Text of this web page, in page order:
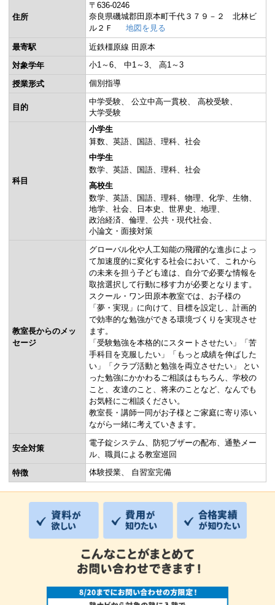
住所
〒636-0246
奈良県磯城郡田原本町千代３７９－２ 北林ビ
ル２Ｆ
地図を見る
最寄駅
近鉄橿原線 田原本
対象学年
小1～6 中1～3 高1～3
授業形式 個別指導
目的
中学受験 公立中高一貫校
高校受験
大学受験
科目
小学生
算数
英語 国語 理科
社会
中学生
数学
英語 国語 理科
社会
高校生
数学
英語 国語 理科 物理 化学
生物
地学
社会 日本史 世界史
地理
政治経済
倫理
公共・現代社会
小論文・面接対策
教室長からのメッ
セージ
グローバル化や人工知能の飛躍的な進歩によっ
て加速度的に変化する社会において、これから
の未来を担う子ども達は、自分で必要な情報を
取捨選択して行動に移す力が必要となります。
スクール・ワン田原本教室では、お子様の
「夢・実現」に向けて、目標を設定し、計画的
で効率的な勉強ができる環境づくりを実現させ
ます。
「受験勉強を本格的にスタートさせたい」「苦
手科目を克服したい」「もっと成績を伸ばした
い」「クラブ活動と勉強を両立させたい」 とい
った勉強にかかわるご相談はもちろん、学校の
こと、友達のこと、将来のことなど、なんでも
お気軽にご相談ください。
教室長・講師一同がお子様とご家庭に寄り添い
ながら一緒に考えていきます。
安全対策
電子錠システム、防犯ブザーの配布、通塾メー
ル、職員による教室巡回
特徴
体験授業 自習室完備